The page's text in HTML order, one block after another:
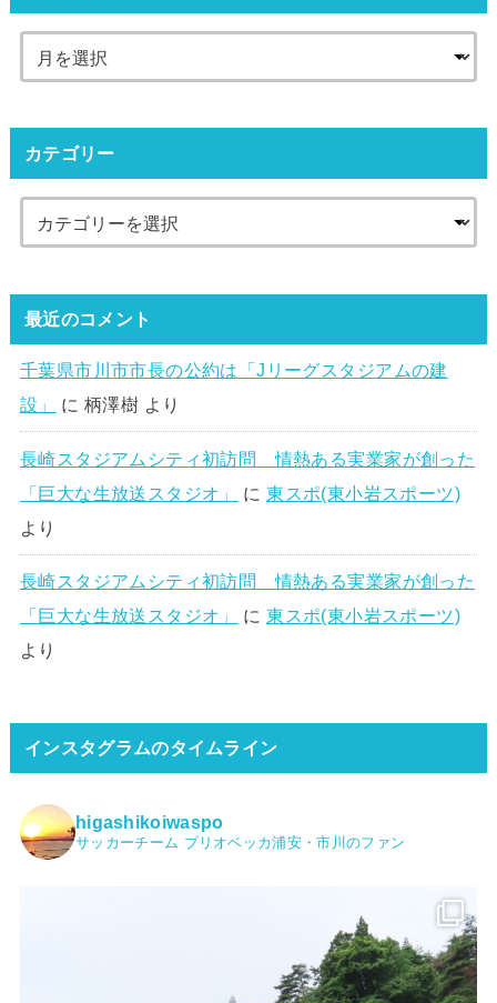
カテゴリー
最近のコメント
千葉県市川市市長の公約は「Jリーグスタジアムの建
設」
に 柄澤樹 より
長崎スタジアムシティ初訪問 情熱ある実業家が創った
「巨大な生放送スタジオ」
に東スポ(東小岩スポーツ)
より
長崎スタジアムシティ初訪問 情熱ある実業家が創った
「巨大な生放送スタジオ」
に東スポ(東小岩スポーツ)
より
インスタグラムのタイムライン
higashikoiwaspo
サッカーチーム ブリオベッカ浦安・市川のファン